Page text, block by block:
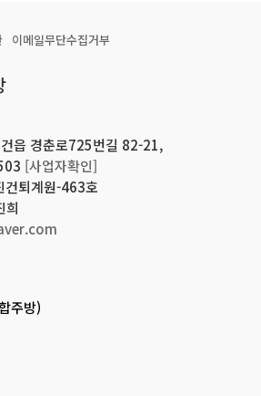
이메일무단수집거부
읍 경춘로725번길 82-21,
[사업자확인]
퇴계원-463호
희
주방)